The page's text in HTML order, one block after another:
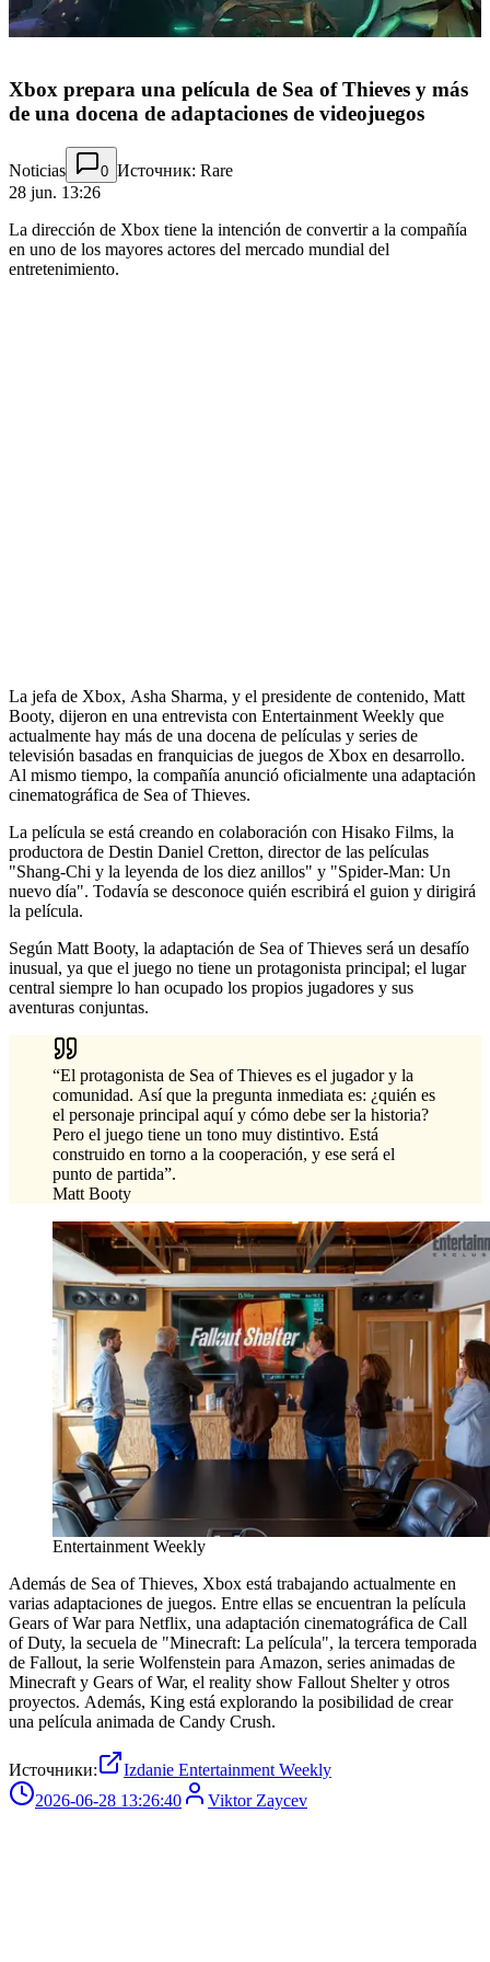
Xbox prepara una película de Sea of Thieves y más
de una docena de adaptaciones de videojuegos
Noticias 0 Источник: Rare
28 jun. 13:26
La dirección de Xbox tiene la intención de convertir a la compañía
en uno de los mayores actores del mercado mundial del
entretenimiento.
La jefa de Xbox, Asha Sharma, y el presidente de contenido, Matt
Booty, dijeron en una entrevista con Entertainment Weekly que
actualmente hay más de una docena de películas y series de
televisión basadas en franquicias de juegos de Xbox en desarrollo.
Al mismo tiempo, la compañía anunció oficialmente una adaptación
cinematográfica de Sea of Thieves.
La película se está creando en colaboración con Hisako Films, la
productora de Destin Daniel Cretton, director de las películas
"Shang-Chi y la leyenda de los diez anillos" y "Spider-Man: Un
nuevo día". Todavía se desconoce quién escribirá el guion y dirigirá
la película.
Según Matt Booty, la adaptación de Sea of Thieves será un desafío
inusual, ya que el juego no tiene un protagonista principal; el lugar
central siempre lo han ocupado los propios jugadores y sus
aventuras conjuntas.
“El protagonista de Sea of Thieves es el jugador y la
comunidad. Así que la pregunta inmediata es: ¿quién es
el personaje principal aquí y cómo debe ser la historia?
Pero el juego tiene un tono muy distintivo. Está
construido en torno a la cooperación, y ese será el
punto de partida”.
Matt Booty
Entertainment Weekly
Además de Sea of Thieves, Xbox está trabajando actualmente en
varias adaptaciones de juegos. Entre ellas se encuentran la película
Gears of War para Netflix, una adaptación cinematográfica de Call
of Duty, la secuela de "Minecraft: La película", la tercera temporada
de Fallout, la serie Wolfenstein para Amazon, series animadas de
Minecraft y Gears of War, el reality show Fallout Shelter y otros
proyectos. Además, King está explorando la posibilidad de crear
una película animada de Candy Crush.
Источники:
Izdanie Entertainment Weekly
2026-06-28 13:26:40
Viktor Zaycev